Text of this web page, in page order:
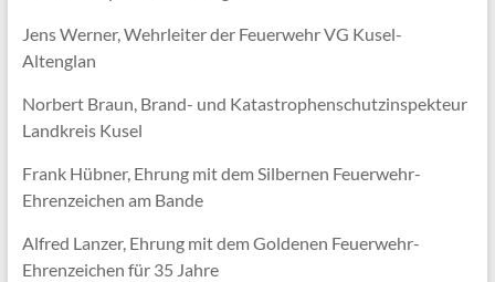
Jens Werner, Wehrleiter der Feuerwehr VG Kusel-
Altenglan
Norbert Braun, Brand- und Katastrophenschutzinspekteur
Landkreis Kusel
Frank Hübner, Ehrung mit dem Silbernen Feuerwehr-
Ehrenzeichen am Bande
Alfred Lanzer, Ehrung mit dem Goldenen Feuerwehr-
Ehrenzeichen für 35 Jahre